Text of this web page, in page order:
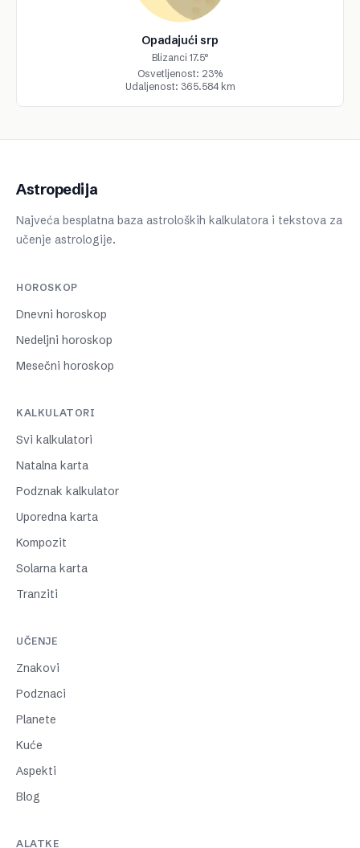
Opadajući srp
Blizanci 17.5°
Osvetljenost: 23%
Udaljenost: 365.584 km
Astropedija
Najveća besplatna baza astroloških kalkulatora i tekstova za
učenje astrologije.
HOROSKOP
Dnevni horoskop
Nedeljni horoskop
Mesečni horoskop
KALKULATORI
Svi kalkulatori
Natalna karta
Podznak kalkulator
Uporedna karta
Kompozit
Solarna karta
Tranziti
UČENJE
Znakovi
Podznaci
Planete
Kuće
Aspekti
Blog
ALATKE